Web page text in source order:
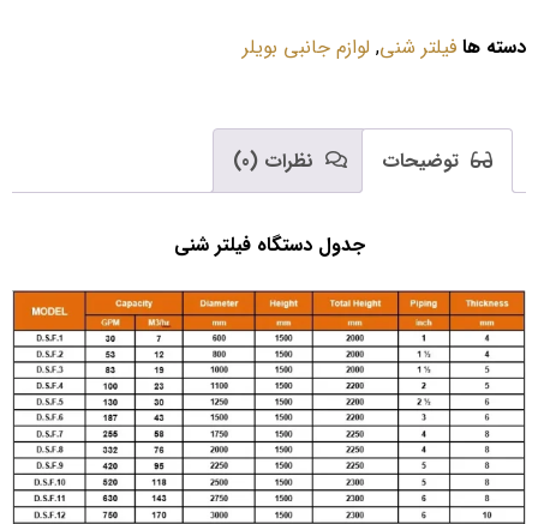
دسته ها فیلتر شنی, لوازم جانبی بویلر
توضیحات نظرات (0)
جدول دستگاه فیلتر شنی